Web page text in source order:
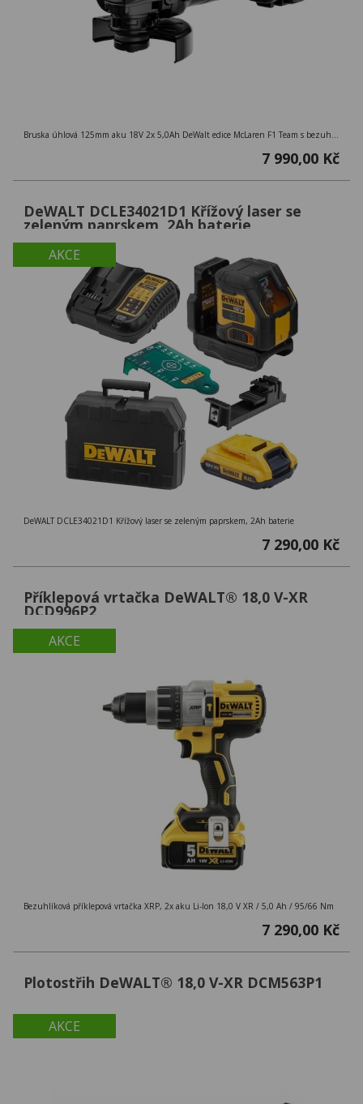
Bruska úhlová 125mm aku 18V 2x 5,0Ah DeWalt edice McLaren F1 Team s bezuhlíkovým motorem
7 990,00 Kč
AKCE
DeWALT DCLE34021D1 Křížový laser se
zeleným paprskem, 2Ah baterie
DeWALT DCLE34021D1 Křížový laser se zeleným paprskem, 2Ah baterie
7 290,00 Kč
AKCE
Příklepová vrtačka DeWALT® 18,0 V-XR
DCD996P2
Bezuhlíková příklepová vrtačka XRP, 2x aku Li-Ion 18,0 V XR / 5,0 Ah / 95/66 Nm
7 290,00 Kč
AKCE
Plotostřih DeWALT® 18,0 V-XR DCM563P1